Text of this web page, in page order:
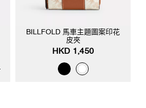
BILLFOLD 馬車主題圖案印花
皮夾
HKD 1,450